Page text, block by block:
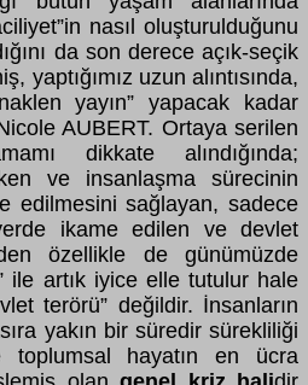
nasıl oluşturulduğunu
da son derece açık-seçik
yaptığımız uzun alıntısında,
yayın” yapacak kadar
AUBERT. Ortaya serilen
dikkate alındığında;
ve insanlaşma sürecinin
edilmesini sağlayan, sadece
ikame edilen ve devlet
özellikle de günümüzde
ile artık iyice elle tutulur hale
terörü” değildir. İnsanların
yakın bir süredir sürekliliği
toplumsal hayatın en ücra